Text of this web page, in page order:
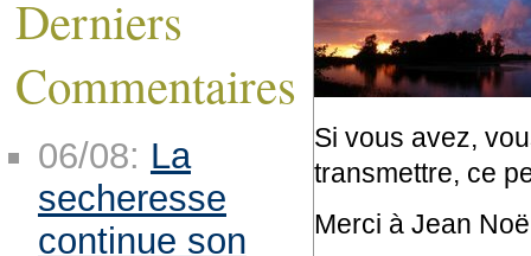
Si vous avez,
transmettre, ce
Merci à Jean
Derniers
Commentaires
06/08: La
secheresse
continue son